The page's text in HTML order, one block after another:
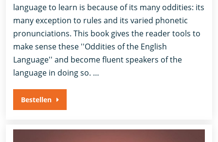
language to learn is because of its many oddities: its
many exception to rules and its varied phonetic
pronunciations. This book gives the reader tools to
make sense these ''Oddities of the English
Language'' and become fluent speakers of the
language in doing so. …
Bestellen